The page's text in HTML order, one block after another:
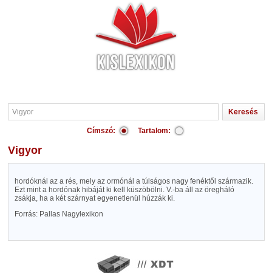
Címszó: Tartalom:
Vigyor
hordóknál az a rés, mely az ormónál a túlságos nagy fenéktől származik.
Ezt mint a hordónak hibáját ki kell küszöbölni. V.-ba áll az öregháló
zsákja, ha a két szárnyat egyenetlenül húzzák ki.
Forrás: Pallas Nagylexikon